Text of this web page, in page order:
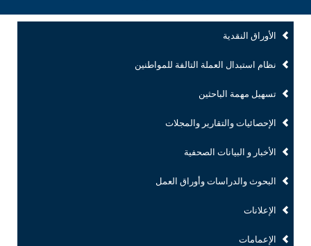
الأوراق النقدية
نظام استبدال العملة التالفة للمواطنين
تسهيل مهمة الباحثين
الإحصائيات والتقارير والمجلات
الأخبار و البيانات الصحفية
البحوث والدراسات وأوراق العمل
الإعلانات
الإعمامات